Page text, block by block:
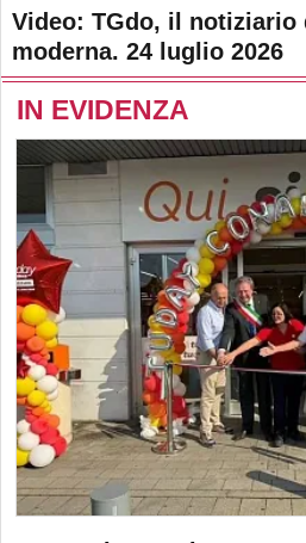
Video: TGdo, il
moderna. 24 luglio 2026
IN EVIDENZA